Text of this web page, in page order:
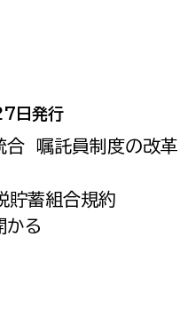
日発行
合 嘱託員制度の改革
蓄組合規約
る